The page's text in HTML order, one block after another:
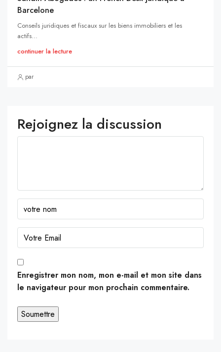
Barcelone
Conseils juridiques et fiscaux sur les biens immobiliers et les
actifs...
continuer la lecture
par
Rejoignez la discussion
Enregistrer mon nom, mon e-mail et mon site dans
le navigateur pour mon prochain commentaire.